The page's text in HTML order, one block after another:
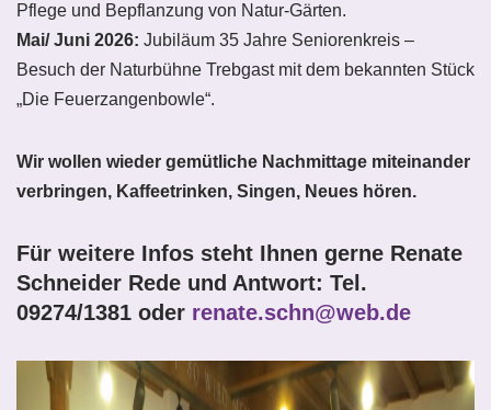
Pflege und Bepflanzung von Natur-Gärten.
Mai/ Juni 2026: Jubiläum 35 Jahre Seniorenkreis –
Besuch der Naturbühne Trebgast mit dem bekannten Stück
„Die Feuerzangenbowle“.
Wir wollen wieder gemütliche Nachmittage miteinander
verbringen, Kaffeetrinken, Singen, Neues hören.
Für weitere Infos steht Ihnen gerne Renate
Schneider Rede und Antwort: Tel.
09274/1381 oder renate.schn@web.de